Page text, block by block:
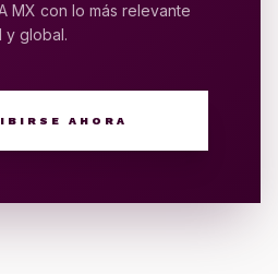
MX con lo más relevante
y global.
AHORA